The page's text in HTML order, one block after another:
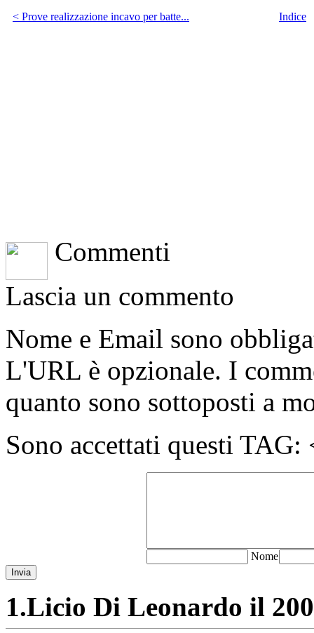
< Prove realizzazione incavo per batte... Indice
Commenti
Lascia un commento
Nome e Email sono
L'URL è opzionale. I
quanto sono sottoposti a
Sono accettati questi
Nome
Invia
1.Licio Di Leonardo il